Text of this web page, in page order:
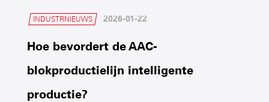
INDUSTRNIEUWS 2026-01-22
Hoe bevordert de AAC-
blokproductielijn intelligente
productie?